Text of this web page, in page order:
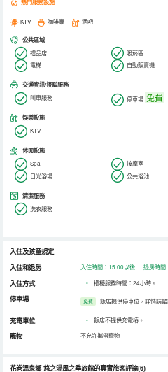
熱門服務設施
KTV 咖啡廳 酒吧
公共區域
禮品店 吸菸區
電梯
自動販賣機
交通資訊/接駁服務
叫車服務 停車場 免費
娛樂設施
KTV
休閒設施
Spa 按摩室
日光浴場
公共浴池
清潔服務
洗衣服務
入住及孩童規定
入住和退房
入住時間：15:00以後 退房時間
入住方式 • 櫃檯服務時間：24小時。
停車場 免費 飯店提供停車位，詳情請
充電車位 • 飯店不提供充電樁。
寵物 不允許攜帶寵物
花巻溫泉鄉 悠之湯風之季旅館的真實旅客評論(6)